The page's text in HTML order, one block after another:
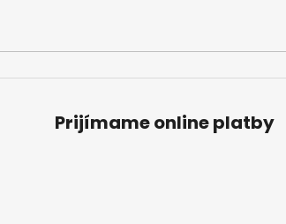
Prijímame online platby